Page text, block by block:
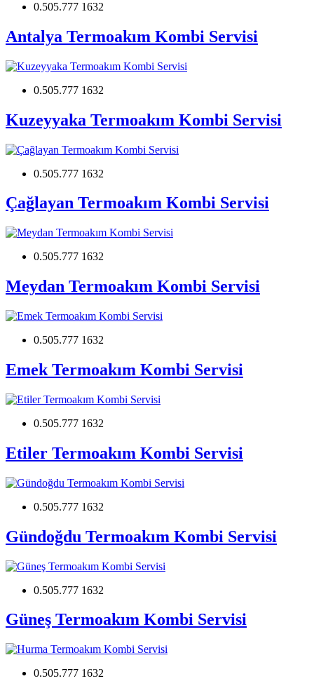
0.505.777 1632
Antalya Termoakım Kombi Servisi
0.505.777 1632
Kuzeyyaka Termoakım Kombi Servisi
0.505.777 1632
Çağlayan Termoakım Kombi Servisi
0.505.777 1632
Meydan Termoakım Kombi Servisi
0.505.777 1632
Emek Termoakım Kombi Servisi
0.505.777 1632
Etiler Termoakım Kombi Servisi
0.505.777 1632
Gündoğdu Termoakım Kombi Servisi
0.505.777 1632
Güneş Termoakım Kombi Servisi
0.505.777 1632